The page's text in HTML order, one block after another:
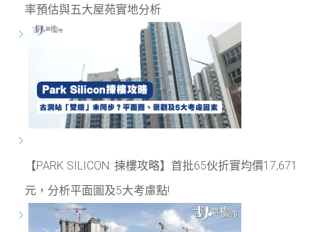
率預估與五大屋苑實地分析
【PARK SILICON: 揀樓攻略】首批65伙折實均價17,671
元，分析平面圖及5大考慮點!